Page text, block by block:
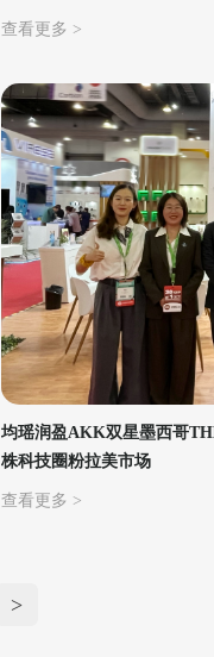
查看更多 >
均瑶润盈AKK双星墨西哥
株科技圈粉拉美市场
查看更多 >
>